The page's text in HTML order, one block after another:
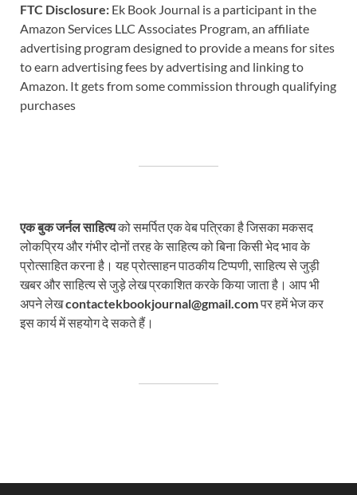
FTC Disclosure: Ek Book Journal is a participant in the
Amazon Services LLC Associates Program, an affiliate
advertising program designed to provide a means for sites
to earn advertising fees by advertising and linking to
Amazon. It gets from some commission through qualifying
purchases
एक बुक जर्नल साहित्यको समर्पित एक वेब पत्रिका है जिसका मकसद
लोकप्रिय और गंभीर दोनों तरह के साहित्य को बिना किसी भेद भाव के
प्रोत्साहित करना है। यह प्रोत्साहन पाठकीय टिप्पणी, साहित्य से जुड़ी
खबर और साहित्य से जुड़े लेख प्रकाशित करके किया जाता है। आप भी
अपने लेखcontactekbookjournal@gmail.comपर हमें भेज कर
इस कार्य में सहयोग दे सकते हैं।